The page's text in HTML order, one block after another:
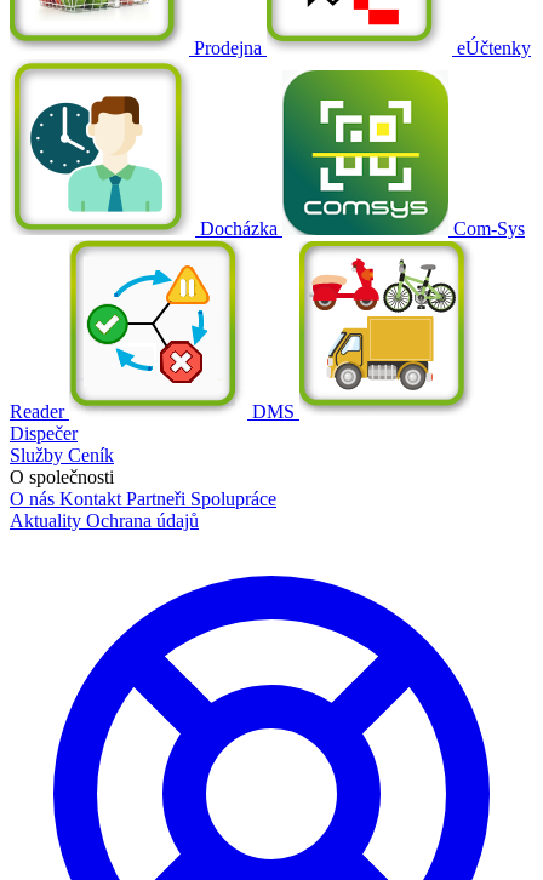
Prodejna eÚčtenky
Docházka Com-Sys
Reader
DMS
Dispečer
Služby Ceník
O společnosti
O nás Kontakt Partneři Spolupráce
Aktuality Ochrana údajů